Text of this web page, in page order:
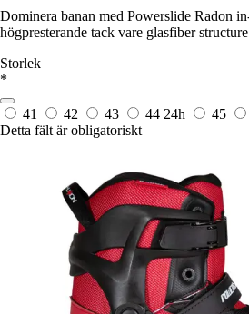
Dominera banan med Powerslide Radon
högpresterande tack vare glasfiber
Storlek
*
41 42 43 44 24h 45
Detta fält är obligatoriskt